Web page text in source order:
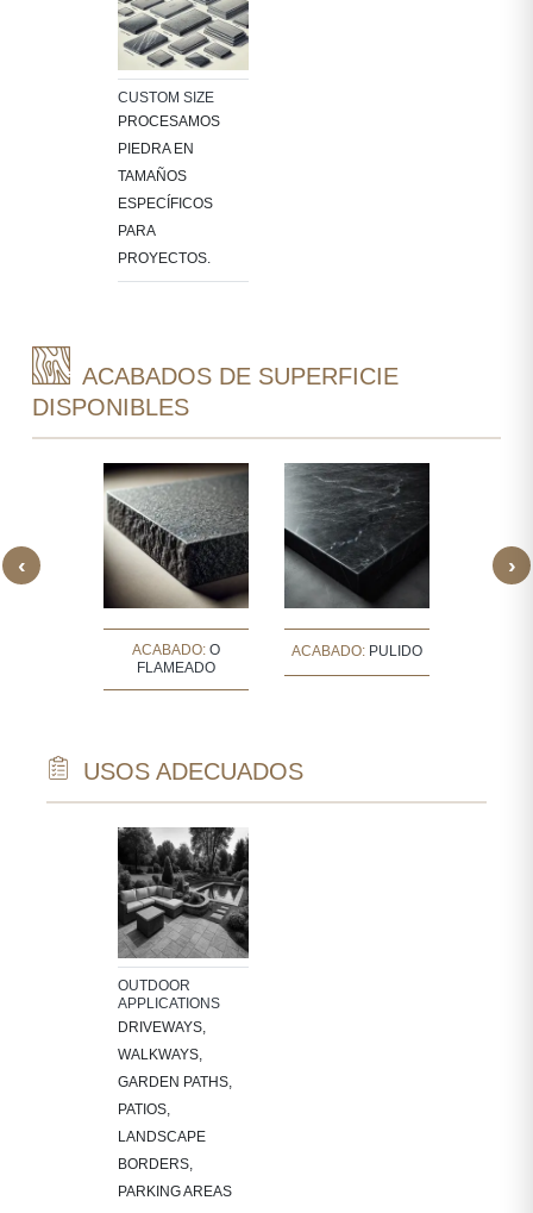
CUSTOM SIZE
PROCESAMOS
PIEDRA EN
TAMAÑOS
ESPECÍFICOS
PARA
PROYECTOS.
ACABADOS DE SUPERFICIE
DISPONIBLES
‹
ACABADO: O
FLAMEADO
ACABADO: PULIDO
›
USOS ADECUADOS
OUTDOOR
APPLICATIONS
DRIVEWAYS,
WALKWAYS,
GARDEN PATHS,
PATIOS,
LANDSCAPE
BORDERS,
PARKING AREAS